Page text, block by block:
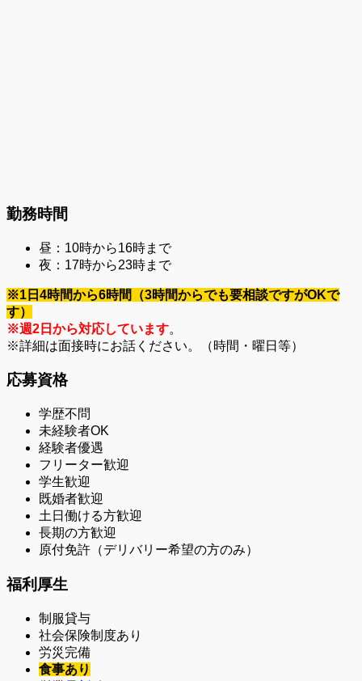
勤務時間
昼：10時から16時まで
夜：17時から23時まで
※1日4時間から6時間（3時間からでも要相談ですがOKで
す）
※週2日から対応しています。
※詳細は面接時にお話ください。（時間・曜日等）
応募資格
学歴不問
未経験者OK
経験者優遇
フリーター歓迎
学生歓迎
既婚者歓迎
土日働ける方歓迎
長期の方歓迎
原付免許（デリバリー希望の方のみ）
福利厚生
制服貸与
社会保険制度あり
労災完備
食事あり